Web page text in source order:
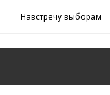
Навстречу выборам